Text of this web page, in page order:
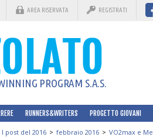
AREA RISERVATA REGISTRATI
PROGRAM S.A.S.
RUNNERS&WRITERS PROGETTO GIOVANI
I post del 2016 > febbraio 2016 > VO2max e